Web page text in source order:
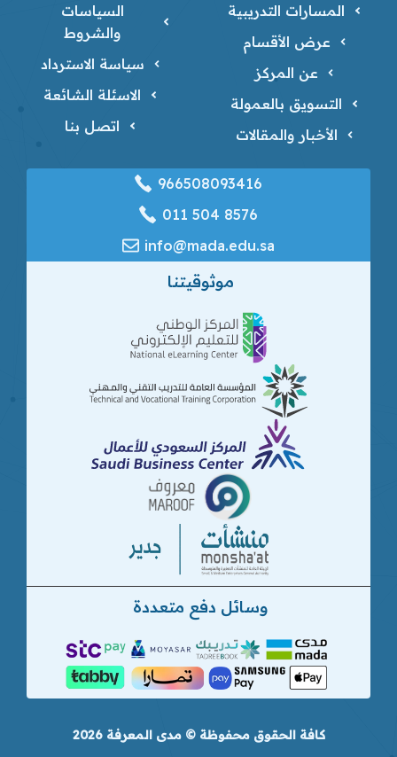
المسارات التدريبية
عرض الأقسام
عن المركز
التسويق بالعمولة
الأخبار والمقالات
السياسات
والشروط
سياسة الاسترداد
الاسئلة الشائعة
اتصل بنا
966508093416
‎011 504 8576
info@mada.edu.sa
موثوقيتنا
وسائل دفع متعددة
كافة الحقوق محفوظة © مدى المعرفة 2026